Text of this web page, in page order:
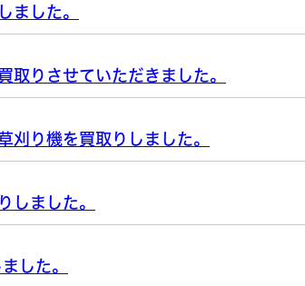
ました。
りさせていただきました。
り機を買取りしました。
しました。
した。